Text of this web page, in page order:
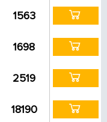
1563
1698
2519
18190